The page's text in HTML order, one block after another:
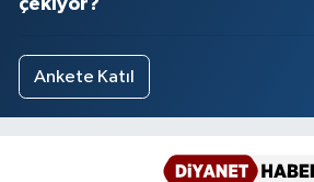
çekiyor?
Ankete Katıl